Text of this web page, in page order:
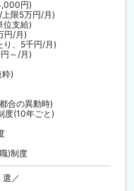
円)
限5万円/月)
位支給)
円/月)
、5千円/月)
～/月)
)
合の異動時)
度(10年ごと)
)制度
／